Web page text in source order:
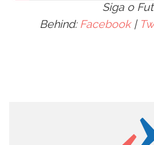
Siga o
Behind: Facebook|